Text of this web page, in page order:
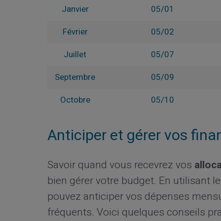
Janvier
05/01
Février
05/02
Juillet
05/07
Septembre
05/09
Octobre
05/10
Anticiper et gérer vos
Savoir quand vous recevrez vos
bien gérer votre budget. En utilisant le
pouvez anticiper vos dépenses
fréquents. Voici quelques conseils